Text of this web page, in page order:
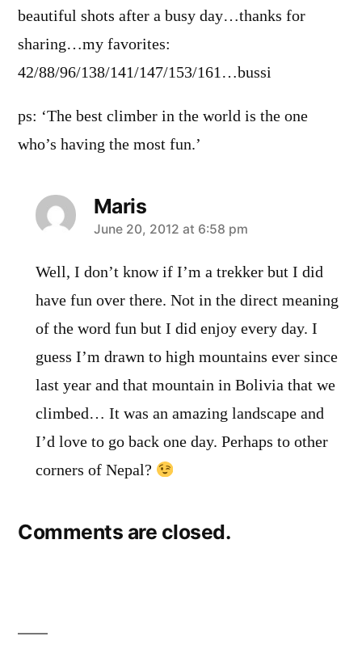
beautiful shots after a busy day…thanks for
sharing…my favorites:
42/88/96/138/141/147/153/161…bussi
ps: ‘The best climber in the world is the one
who’s having the most fun.’
Maris
says:
June 20, 2012 at 6:58 pm
Well, I don’t know if I’m a trekker but I did
have fun over there. Not in the direct meaning
of the word fun but I did enjoy every day. I
guess I’m drawn to high mountains ever since
last year and that mountain in Bolivia that we
climbed… It was an amazing landscape and
I’d love to go back one day. Perhaps to other
corners of Nepal?
Comments are closed.